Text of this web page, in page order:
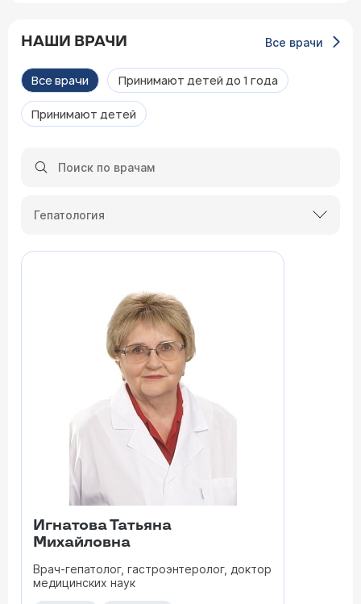
НАШИ ВРАЧИ Все врачи
Все врачи Принимают детей до 1 года
Принимают детей
Гепатология
Игнатова Татьяна
Михайловна
Врач-гепатолог, гастроэнтеролог, доктор
медицинских наук